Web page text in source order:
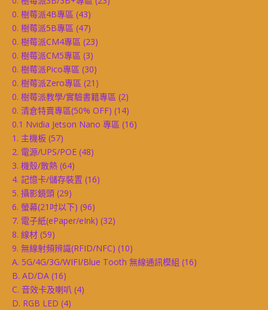
0. 樹莓派4B專區 (43)
0. 樹莓派5B專區 (47)
0. 樹莓派CM4專區 (23)
0. 樹莓派CM5專區 (3)
0. 樹莓派Pico專區 (30)
0. 樹莓派Zero專區 (21)
0. 樹莓派教學/實驗書籍專區 (2)
0. 清倉特賣專區(50% OFF) (14)
0.1 Nvidia Jetson Nano 專區 (16)
1. 主機板 (57)
2. 電源/UPS/POE (48)
3. 機殼/散熱 (64)
4. 記憶卡/儲存裝置 (16)
5. 攝影鏡頭 (29)
6. 螢幕(21吋以下) (96)
7. 電子紙(ePaper/eInk) (32)
8. 線材 (59)
9. 無線射頻辨識(RFID/NFC) (10)
A. 5G/4G/3G/WIFI/Blue Tooth 無線通訊模組 (16)
B. AD/DA (16)
C. 音效卡及喇叭 (4)
D. RGB LED (4)